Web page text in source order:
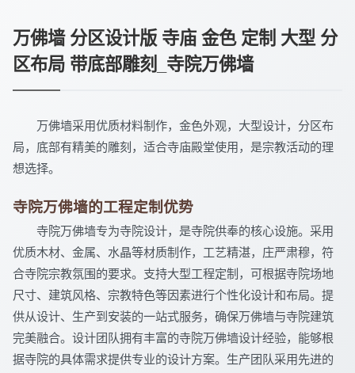
万佛墙 分区设计版 寺庙 金色 定制 大型 分
区布局 带底部雕刻_寺院万佛墙
万佛墙采用优质材料制作，金色外观，大型设计，分区布
局，底部有精美的雕刻，适合寺庙殿堂使用，是宗教活动的理
想选择。
寺院万佛墙的工程定制优势
寺院万佛墙专为寺院设计，是寺院供奉的核心设施。采用
优质木材、金属、水晶等材质制作，工艺精湛，庄严肃穆，符
合寺院宗教氛围的要求。支持大型工程定制，可根据寺院场地
尺寸、建筑风格、宗教特色等因素进行个性化设计和布局。提
供从设计、生产到安装的一站式服务，确保万佛墙与寺院建筑
完美融合。设计团队拥有丰富的寺院万佛墙设计经验，能够根
据寺院的具体需求提供专业的设计方案。生产团队采用先进的